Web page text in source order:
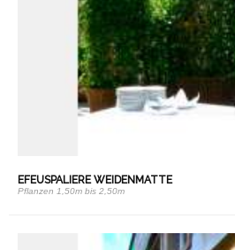
EFEUSPALIERE WEIDENMATTE
Pflanzen 1,50m bis 2,50m